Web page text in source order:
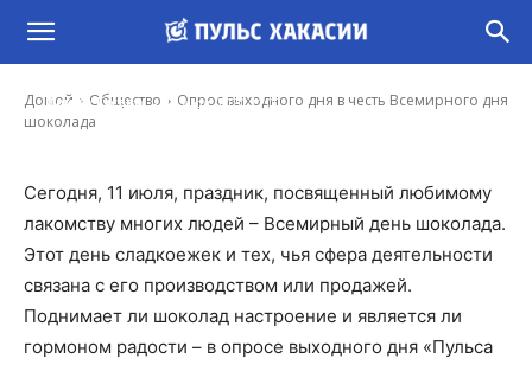
Домой Общество
Опрос выходного дня в честь Всемирного дня
шоколада
Опрос выходного дня в честь Всемирного
дня шоколада
Ирина Гусева - 11 Июл, 2020 11:00
Сегодня, 11 июля, праздник, посвященный любимому
лакомству многих людей – Всемирный день шоколада.
Этот день сладкоежек и тех, чья сфера деятельности
связана с его производством или продажей.
Поднимает ли шоколад настроение и является ли
гормоном радости – в опросе выходного дня «Пульса